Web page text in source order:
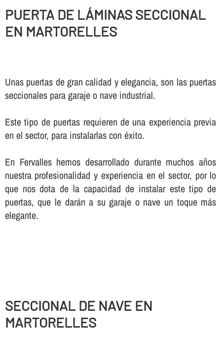
PUERTA DE LÁMINAS SECCIONAL
EN MARTORELLES
Unas puertas de gran calidad y elegancia, son las puertas
seccionales para garaje o nave industrial.
Este tipo de puertas requieren de una experiencia previa
en el sector, para instalarlas con éxito.
En Fervalles hemos desarrollado durante muchos años
nuestra profesionalidad y experiencia en el sector, por lo
que nos dota de la capacidad de instalar este tipo de
puertas, que le darán a su garaje o nave un toque más
elegante.
SECCIONAL DE NAVE EN
MARTORELLES